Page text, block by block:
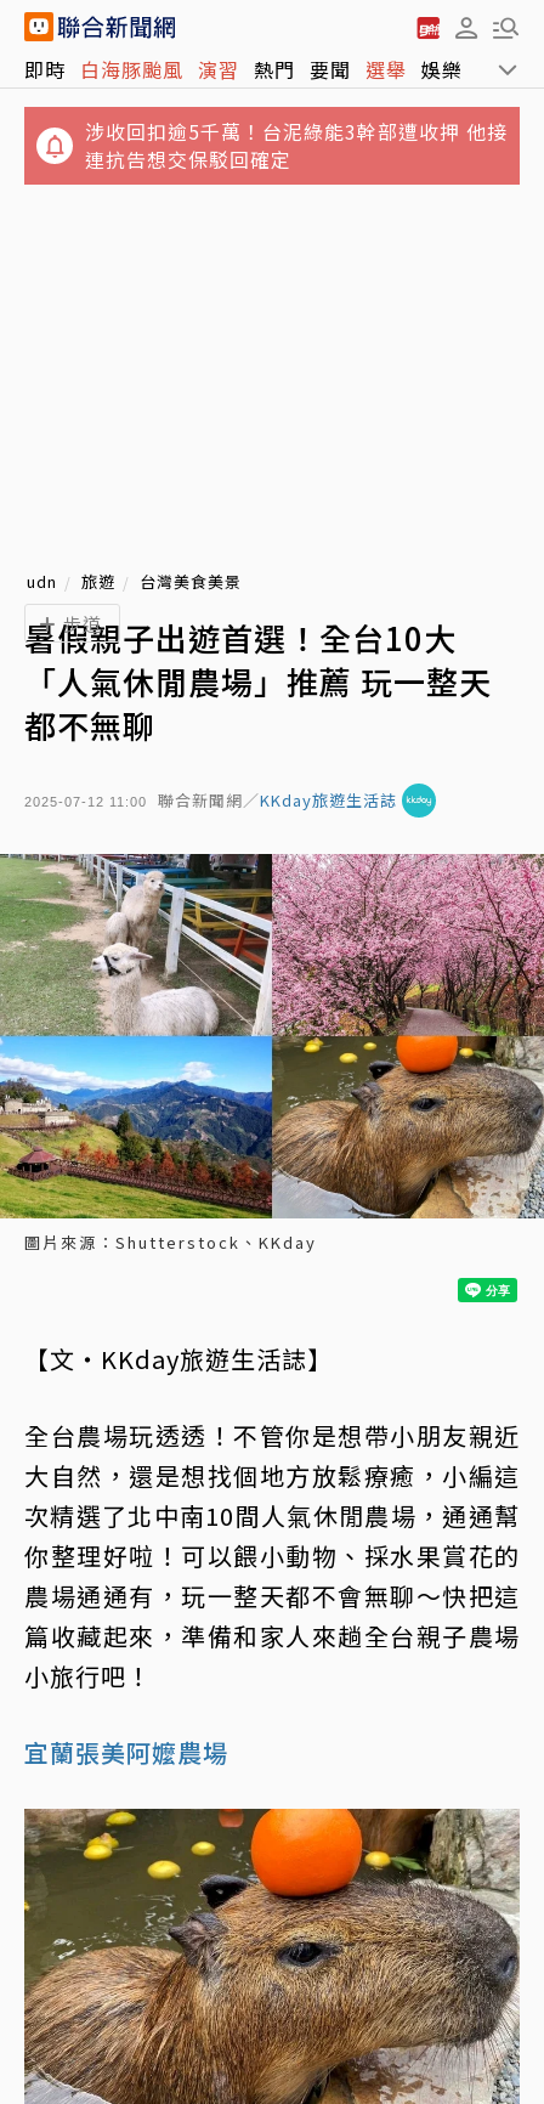
即時 白海豚颱風 演習 熱門 要聞 選舉 娛樂 運動
連抗告想交保駁回確定
4坪屋髒亂慘不忍睹！澎湖8童遭棄養 6童健康
狀況曝光
udn 旅遊 台灣美食美景
暑假親子出遊首選！全台10大
「人氣休閒農場」推薦 玩一整天
都不無聊
2025-07-12 11:00 聯合新聞網／KKday旅遊生活誌
步道
圖片來源：Shutterstock、KKday
【文・KKday旅遊生活誌】
全台農場玩透透！不管你是想帶小朋友親近
大自然，還是想找個地方放鬆療癒，小編這
次精選了北中南10間人氣休閒農場，通通幫
你整理好啦！可以餵小動物、採水果賞花的
農場通通有，玩一整天都不會無聊～快把這
篇收藏起來，準備和家人來趟全台親子農場
小旅行吧！
宜蘭張美阿嬤農場